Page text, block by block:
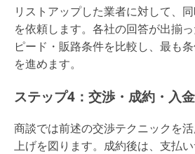
リストアップした業者に対して、
を依頼します。各社の回答が出揃
ピード・販路条件を比較し、最も
を進めます。
ステップ4：交渉・成約・入
商談では前述の交渉テクニックを
上げを図ります。成約後は、支払